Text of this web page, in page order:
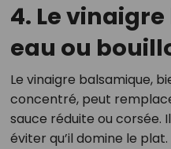
4. Le
eau ou
Le vinaigre balsamique,
concentré, peut
sauce réduite ou corsée.
éviter qu’il domine le plat.